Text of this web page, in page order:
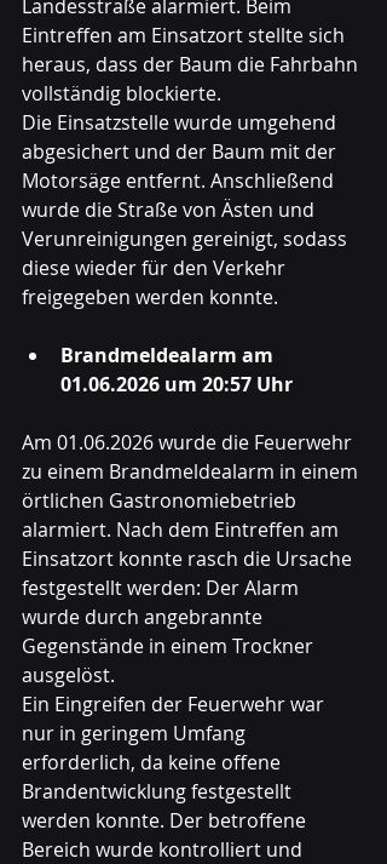
Landesstraße alarmiert. Beim
Eintreffen am Einsatzort stellte sich
heraus, dass der Baum die Fahrbahn
vollständig blockierte.
Die Einsatzstelle wurde umgehend
abgesichert und der Baum mit der
Motorsäge entfernt. Anschließend
wurde die Straße von Ästen und
Verunreinigungen gereinigt, sodass
diese wieder für den Verkehr
freigegeben werden konnte.
Brandmeldealarm am
01.06.2026 um 20:57 Uhr
Am 01.06.2026 wurde die Feuerwehr
zu einem Brandmeldealarm in einem
örtlichen Gastronomiebetrieb
alarmiert. Nach dem Eintreffen am
Einsatzort konnte rasch die Ursache
festgestellt werden: Der Alarm
wurde durch angebrannte
Gegenstände in einem Trockner
ausgelöst.
Ein Eingreifen der Feuerwehr war
nur in geringem Umfang
erforderlich, da keine offene
Brandentwicklung festgestellt
werden konnte. Der betroffene
Bereich wurde kontrolliert und